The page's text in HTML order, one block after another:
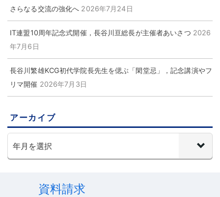
さらなる交流の強化へ 2026年7月24日
IT連盟10周年記念式開催，長谷川亘総長が主催者あいさつ 2026
年7月6日
長谷川繁雄KCG初代学院長先生を偲ぶ「閑堂忌」，記念講演やフ
リマ開催 2026年7月3日
アーカイブ
資料請求